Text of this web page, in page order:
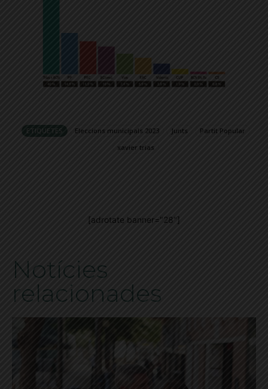
ETIQUETES Eleccions municipals 2023 Junts
Partit Popular
xavier trias
[adrotate banner="28"]
Notícies
relacionades